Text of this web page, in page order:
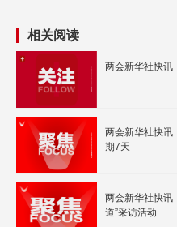
相关阅读
两会新华社快讯
两会新华社快讯
期7天
两会新华社快讯
道”采访活动